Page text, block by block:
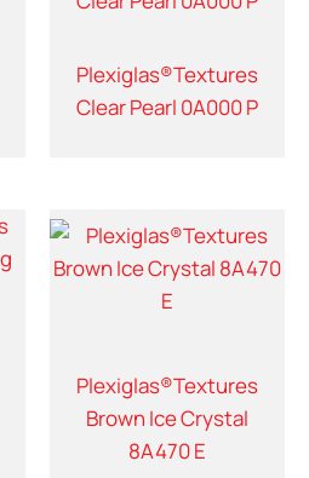
Plexiglas®Textures
Clear Pearl 0A000 P
Plexiglas®Textures
Brown Ice Crystal
8A470 E